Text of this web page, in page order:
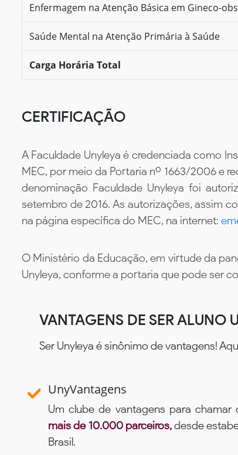
Enfermagem na Atenção Básica em Gineco-
Saúde Mental na Atenção Primária à Saúde
Carga Horária Total
CERTIFICAÇÃO
A Faculdade Unyleya é credenciada como
MEC, por meio da Portaria nº 1663/2006 e
denominação Faculdade Unyleya foi
setembro de 2016. As autorizações, assim
na página específica do MEC, na internet:
O Ministério da Educação, em virtude da
Unyleya, conforme a portaria que pode ser
VANTAGENS DE SER ALUNO
Ser Unyleya é sinônimo de vantagens!
UnyVantagens
Um clube de vantagens para chamar
mais de 10.000 parceiros,desde
Brasil.